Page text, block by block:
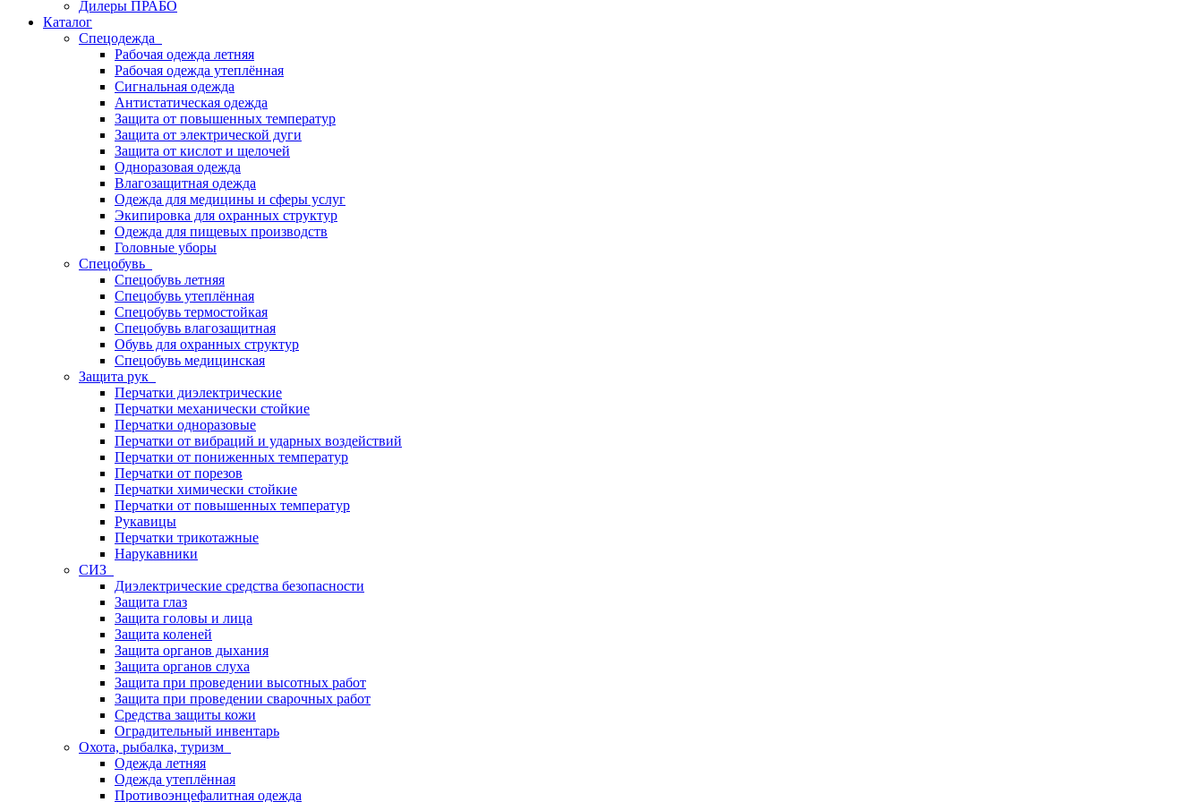
Дилеры ПРАБО
Каталог
Спецодежда
Рабочая одежда летняя
Рабочая одежда утеплённая
Сигнальная одежда
Антистатическая одежда
Защита от повышенных температур
Защита от электрической дуги
Защита от кислот и щелочей
Одноразовая одежда
Влагозащитная одежда
Одежда для медицины и сферы услуг
Экипировка для охранных структур
Одежда для пищевых производств
Головные уборы
Спецобувь
Спецобувь летняя
Спецобувь утеплённая
Спецобувь термостойкая
Спецобувь влагозащитная
Обувь для охранных структур
Спецобувь медицинская
Защита рук
Перчатки диэлектрические
Перчатки механически стойкие
Перчатки одноразовые
Перчатки от вибраций и ударных воздействий
Перчатки от пониженных температур
Перчатки от порезов
Перчатки химически стойкие
Перчатки от повышенных температур
Рукавицы
Перчатки трикотажные
Нарукавники
СИЗ
Диэлектрические средства безопасности
Защита глаз
Защита головы и лица
Защита коленей
Защита органов дыхания
Защита органов слуха
Защита при проведении высотных работ
Защита при проведении сварочных работ
Средства защиты кожи
Оградительный инвентарь
Охота, рыбалка, туризм
Одежда летняя
Одежда утеплённая
Противоэнцефалитная одежда